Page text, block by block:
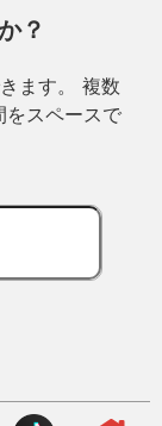
？
ます。 複数
をスペースで